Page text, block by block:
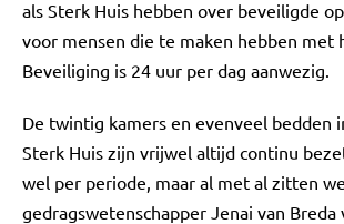
als Sterk Huis hebben over beveiligde
voor mensen die te maken hebben met
Beveiliging is 24 uur per dag aanwezig.
De twintig kamers en evenveel bedden
Sterk Huis zijn vrijwel altijd continu
wel per periode, maar al met al zitten
gedragswetenschapper Jenai van Breda